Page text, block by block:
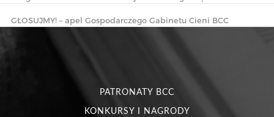
GŁOSUJMY! – apel Gospodarczego Gabinetu Cieni BCC
PATRONATY BCC
KONKURSY I NAGRODY